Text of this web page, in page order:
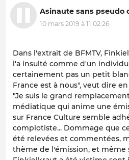
Asinaute sans pseudo
10 mars 2019 à 11:02:26
Dans l'extrait de BFMTV,
l'a insulté comme d'un
certainement pas un petit
France est à nous", veut dire
"Je suis le grand
médiatique qui anime une
sur France Culture semble
complotiste... Dommage que
été relevées et commentées,
thème de l'émission, et même